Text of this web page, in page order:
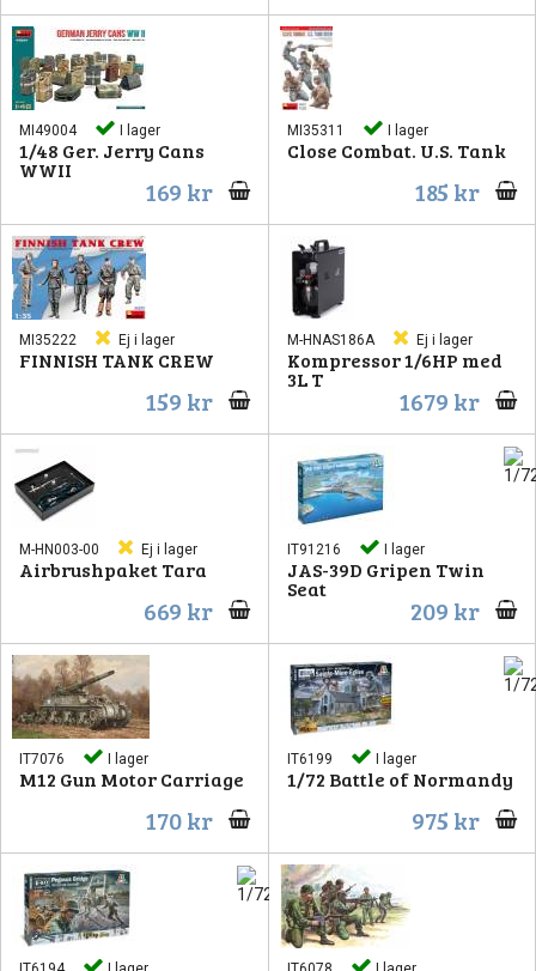
MI49004 I lager
1/48 Ger. Jerry Cans
WWII
169 kr
MI35311 I lager
Close Combat. U.S. Tank
185 kr
MI35222 Ej i lager
FINNISH TANK CREW
159 kr
M-HNAS186A Ej i lager
Kompressor 1/6HP med
3L T
1679 kr
M-HN003-00 Ej i lager
Airbrushpaket Tara
669 kr
IT91216 I lager
JAS-39D Gripen Twin
Seat
209 kr
IT7076 I lager
M12 Gun Motor Carriage
170 kr
IT6199 I lager
1/72 Battle of Normandy
975 kr